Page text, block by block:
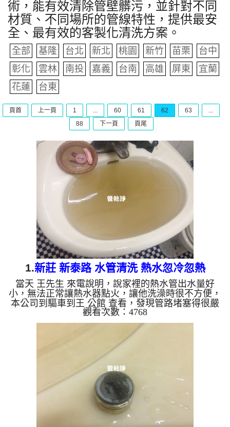
術，能有效清除管壁髒污，並針對不同
材質、不同場所的管線特性，提供最安
全、最有效的客製化清洗方案。
全部 基隆 台北 新北 桃園 新竹 苗栗
台中
彰化
雲林 南投 嘉義 台南 高雄 屏東
宜蘭
花蓮
台東
頁首 上一頁 1 ... 60 61 62 63
...
88
下一頁 頁尾
1.新莊 新泰路 水管清洗 熱水忽冷忽熱
當天 王先生 來電說明，說家裡的熱水管出水量好
小，無法正常讓熱水器點火，讓他洗澡時很不方便，
本公司到驅車到王 公館 查看，發現管路堵塞得很嚴
重，本公司迅速架起 水管清洗機 ，開始 清洗水管 ，
水龍頭狂噴黃水，如下圖及影片，王先生 覺得很不
舒服， 水管清洗 約兩小時後，出水量變大， 王先生
可痛快的洗澡了。 清洗水管, 水管清洗, 洗水管, 熱水
管堵塞, 熱水忽冷忽熱, 洗管路, 清管路 ...
觀看次數：4768